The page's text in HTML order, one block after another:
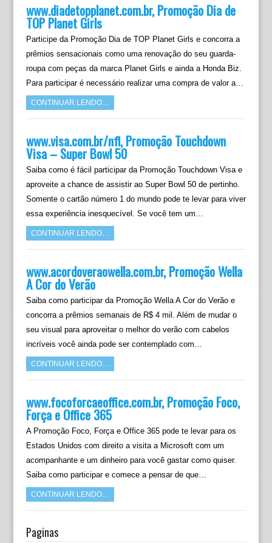
www.diadetopplanet.com.br, Promoção Dia de
TOP Planet Girls
Participe da Promoção Dia de TOP Planet Girls e concorra a
prêmios sensacionais como uma renovação do seu guarda-
roupa com peças da marca Planet Girls e ainda a Honda Biz.
Para participar é necessário realizar uma compra de valor a…
CONTINUAR LENDO…
www.visa.com.br/nfl, Promoção Touchdown
Visa – Super Bowl 50
Saiba como é fácil participar da Promoção Touchdown Visa e
aproveite a chance de assistir ao Super Bowl 50 de pertinho.
Somente o cartão número 1 do mundo pode te levar para viver
essa experiência inesquecível. Se você tem um…
CONTINUAR LENDO…
www.acordoveraowella.com.br, Promoção Wella
A Cor do Verão
Saiba como participar da Promoção Wella A Cor do Verão e
concorra a prêmios semanais de R$ 4 mil. Além de mudar o
seu visual para aproveitar o melhor do verão com cabelos
incríveis você ainda pode ser contemplado com…
CONTINUAR LENDO…
www.focoforcaeoffice.com.br, Promoção Foco,
Força e Office 365
A Promoção Foco, Força e Office 365 pode te levar para os
Estados Unidos com direito a visita a Microsoft com um
acompanhante e um dinheiro para você gastar como quiser.
Saiba como participar e comece a pensar de que…
CONTINUAR LENDO…
Paginas